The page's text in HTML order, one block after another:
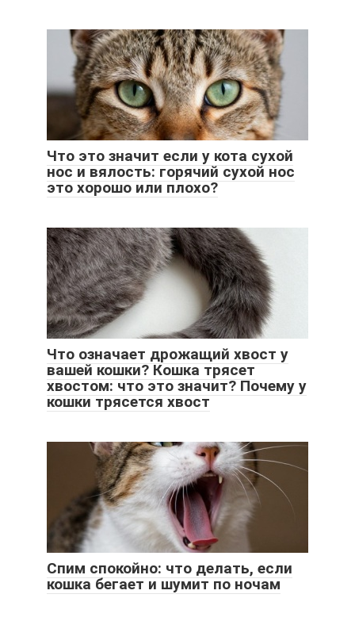
Что это значит если у кота сухой
нос и вялость: горячий сухой нос
это хорошо или плохо?
Что означает дрожащий хвост у
вашей кошки? Кошка трясет
хвостом: что это значит? Почему у
кошки трясется хвост
Спим спокойно: что делать, если
кошка бегает и шумит по ночам